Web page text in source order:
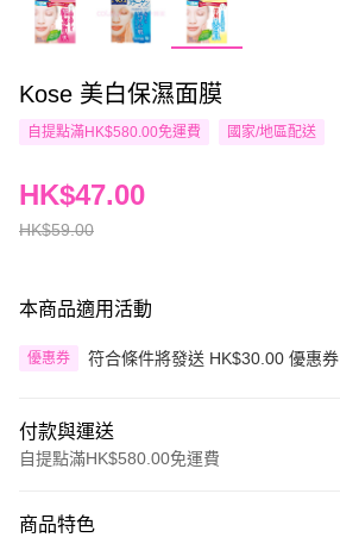
Kose 美白保濕面膜
自提點滿HK$580.00免運費 國家/地區配送
HK$59.00
HK$47.00
本商品適用活動
優惠券 符合條件將發送 HK$30.00 優惠券
付款與運送
自提點滿HK$580.00免運費
信用卡
商品特色